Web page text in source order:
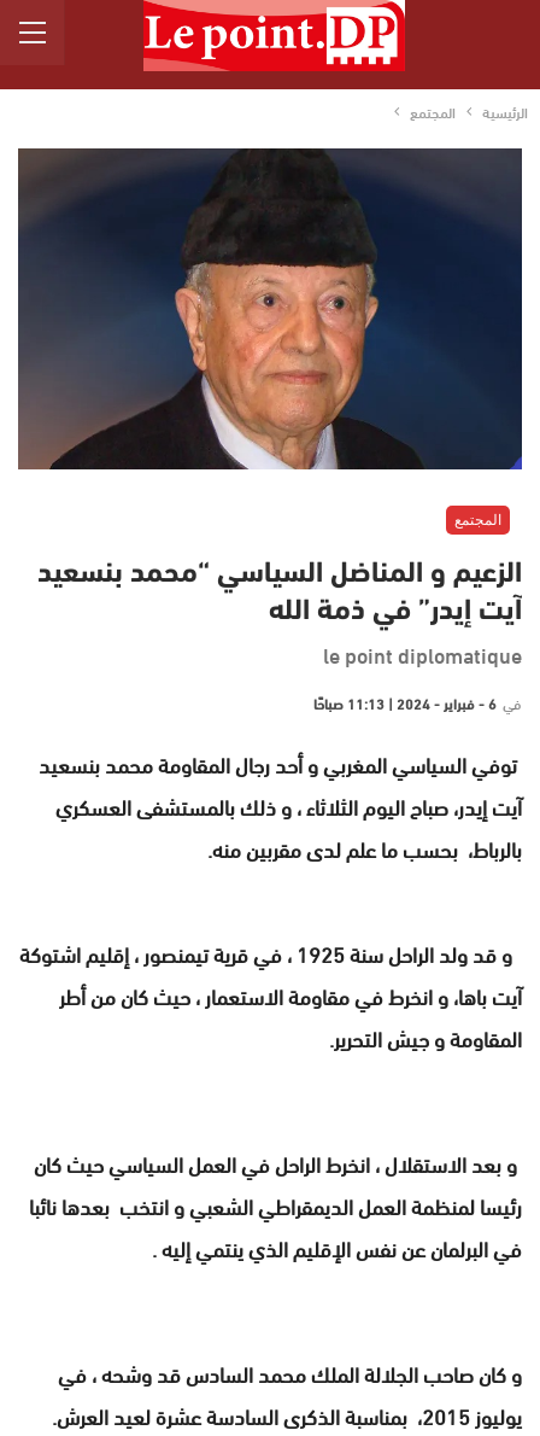
الرئيسية المجتمع
المجتمع
الزعيم و المناضل السياسي “محمد بنسعيد
آيت إيدر” في ذمة الله
le point diplomatique
في 6 - فبراير - 2024 | 11:13 صباحًا
توفي السياسي المغربي و أحد رجال المقاومة محمد بنسعيد
آيت إيدر، صباح اليوم الثلاثاء ، و ذلك بالمستشفى العسكري
بالرباط، بحسب ما علم لدى مقربين منه.
و قد ولد الراحل سنة 1925 ، في قرية تيمنصور ، إقليم اشتوكة
آيت باها، و انخرط في مقاومة الاستعمار ، حيث كان من أطر
المقاومة و جيش التحرير.
و بعد الاستقلال ، انخرط الراحل في العمل السياسي حيث كان
رئيسا لمنظمة العمل الديمقراطي الشعبي و انتخب بعدها نائبا
في البرلمان عن نفس الإقليم الذي ينتمي إليه .
و كان صاحب الجلالة الملك محمد السادس قد وشحه ، في
يوليوز 2015، بمناسبة الذكرى السادسة عشرة لعيد العرش.